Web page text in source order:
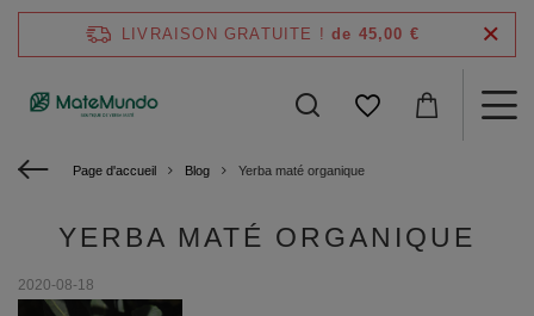
LIVRAISON GRATUITE ! de 45,00 €
Page d'accueil Blog Yerba maté organique
YERBA MATÉ ORGANIQUE
2020-08-18